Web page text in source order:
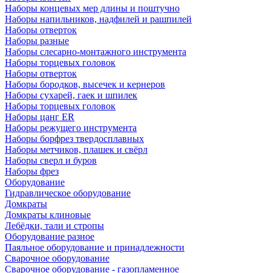
Наборы концевых мер длины и поштучно
Наборы напильников, надфилей и рашпилей
Наборы отверток
Наборы разные
Наборы слесарно-монтажного инструмента
Наборы торцевых головок
Наборы отверток
Наборы бородков, высечек и кернеров
Наборы сухарей, гаек и шпилек
Наборы торцевых головок
Наборы цанг ER
Наборы режущего инструмента
Наборы борфрез твердосплавных
Наборы метчиков, плашек и свёрл
Наборы сверл и буров
Наборы фрез
Оборудование
Гидравлическое оборудование
Домкраты
Домкраты клиновые
Лебёдки, тали и стропы
Оборудование разное
Паяльное оборудование и принадлежности
Сварочное оборудование
Сварочное оборудование - газопламенное